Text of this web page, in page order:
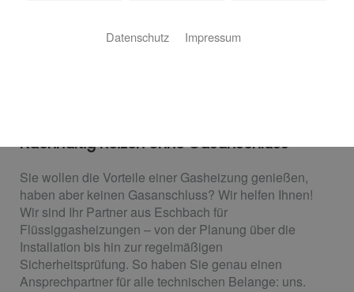
Nachhaltig heizen ohne Gasanschluss
Sie wollen die Vorteile einer Gasheizung genießen,
haben aber keinen Gasanschluss? Wir helfen Ihnen!
Wir sind Ihr Partner aus Eschbach für
Flüssiggasheizungen – von der Planung über die
Installation bis hin zur regelmäßigen
Sicherheitsprüfung. So haben Sie genau einen
Ansprechpartner für alle technischen Belange: uns.
Datenschutz Impressum